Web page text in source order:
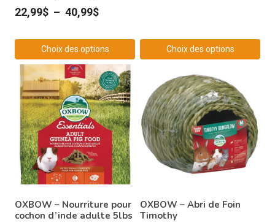
22,99$ – 40,99$Plage
prix :
22,99$
à
40,99$
Choix des options
Ce
produit
plusieurs
variations.
Les
options
peuvent
être
choisies
Choix des options
produit
plusieurs
variations.
Les
options
être
choisies
OXBOW – Nourriture pour
cochon d’inde adulte 5lbs
OXBOW – Abri de Foin
Timothy